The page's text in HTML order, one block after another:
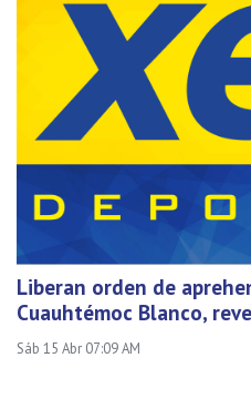
Liberan orden de
Cuauhtémoc Blanco,
Sáb 15 Abr 07:09 AM